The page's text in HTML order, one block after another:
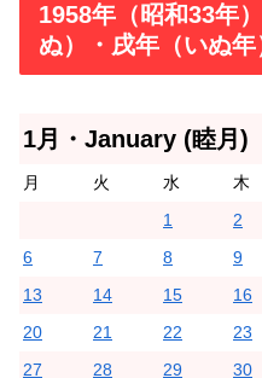
1958年（昭和33年
ぬ）・戌年（いぬ
1月・January (睦月)
月 火 水 木
1
2
6
7 8 9
13
14 15 16
20
21 22 23
27
28 29 30